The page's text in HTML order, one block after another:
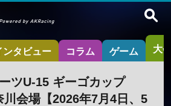
ンタビュー コラム ゲーム 大
ツU-15 ギーゴカップ
会場【2026年7月4日、5